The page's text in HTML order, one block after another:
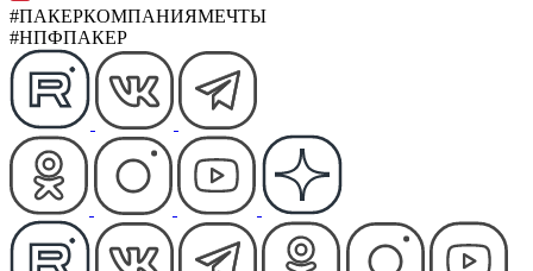
#ПАКЕРКОМПАНИЯМЕЧТЫ
#НПФПАКЕР